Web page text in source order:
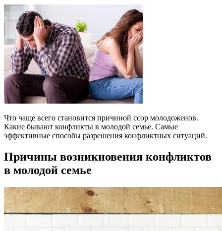
Что чаще всего становится причиной ссор молодоженов.
Какие бывают конфликты в молодой семье. Самые
эффективные способы разрешения конфликтных ситуаций.
Причины возникновения конфликтов
в молодой семье